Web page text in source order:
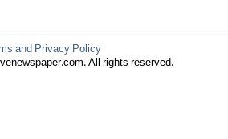
and Privacy Policy
All rights reserved.